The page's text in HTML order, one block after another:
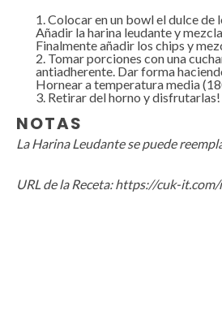
Colocar en un bowl el dulce de
Añadir la harina leudante y
Finalmente añadir los chips y
Tomar porciones con una
antiadherente. Dar forma
Hornear a temperatura media
Retirar del horno y disfrutarlas!
NOTAS
La Harina Leudante se puede
URL de la Receta:https://cuk-it.com/